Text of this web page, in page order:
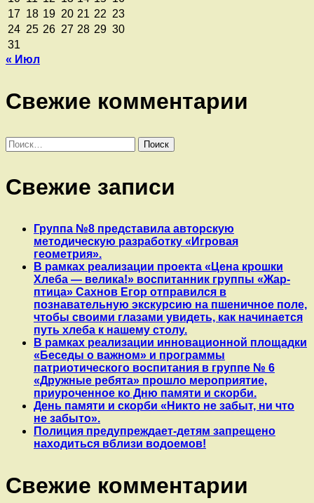
17 18 19 20 21 22 23
24 25 26 27 28 29 30
31
« Июл
Свежие комментарии
Найти:
Свежие записи
Группа №8 представила авторскую
методическую разработку «Игровая
геометрия».
В рамках реализации проекта «Цена крошки
Хлеба — велика!» воспитанник группы «Жар-
птица» Сахнов Егор отправился в
познавательную экскурсию на пшеничное поле,
чтобы своими глазами увидеть, как начинается
путь хлеба к нашему столу.
В рамках реализации инновационной площадки
«Беседы о важном» и программы
патриотического воспитания в группе № 6
«Дружные ребята» прошло мероприятие,
приуроченное ко Дню памяти и скорби.
День памяти и скорби «Никто не забыт, ни что
не забыто».
Полиция предупреждает-детям запрещено
находиться вблизи водоемов!
Свежие комментарии